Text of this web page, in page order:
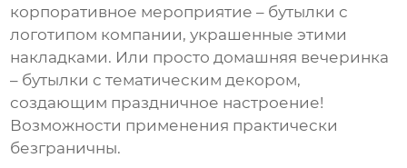
корпоративное мероприятие – бутылки с
логотипом компании, украшенные этими
накладками. Или просто домашняя вечеринка
– бутылки с тематическим декором,
создающим праздничное настроение!
Возможности применения практически
безграничны.